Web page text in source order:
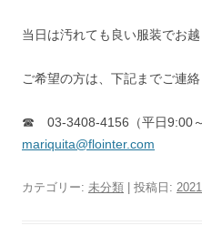
当日は汚れても良い服装でお越
ご希望の方は、下記までご連絡
☎ 03-3408-4156（平
mariquita@flointer.com
カテゴリー: 未分類 | 投稿日: